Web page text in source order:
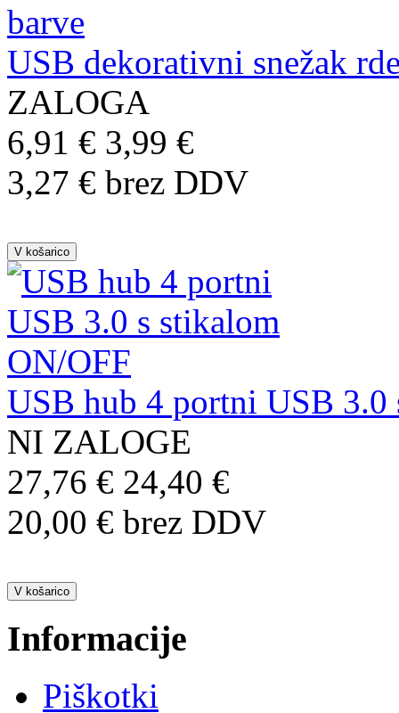
USB dekorativni snežak
ZALOGA
6,91 € 3,99 €
3,27 € brez DDV
USB hub 4 portni USB
NI ZALOGE
27,76 € 24,40 €
20,00 € brez DDV
Informacije
Piškotki